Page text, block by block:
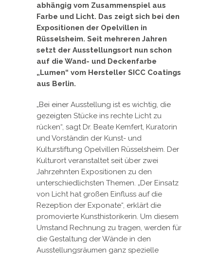
abhängig vom Zusammenspiel aus
Farbe und Licht. Das zeigt sich bei den
Expositionen der Opelvillen in
Rüsselsheim. Seit mehreren Jahren
setzt der Ausstellungsort nun schon
auf die Wand- und Deckenfarbe
„Lumen“ vom Hersteller SICC Coatings
aus Berlin.
„Bei einer Ausstellung ist es wichtig, die
gezeigten Stücke ins rechte Licht zu
rücken“, sagt Dr. Beate Kemfert, Kuratorin
und Vorständin der Kunst- und
Kulturstiftung Opelvillen Rüsselsheim. Der
Kulturort veranstaltet seit über zwei
Jahrzehnten Expositionen zu den
unterschiedlichsten Themen. „Der Einsatz
von Licht hat großen Einfluss auf die
Rezeption der Exponate“, erklärt die
promovierte Kunsthistorikerin. Um diesem
Umstand Rechnung zu tragen, werden für
die Gestaltung der Wände in den
Ausstellungsräumen ganz spezielle